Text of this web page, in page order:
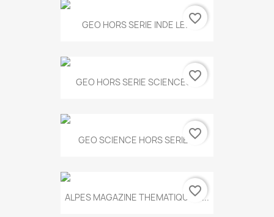
GEO HORS SERIE INDE LE...favorite_border
GEO HORS SERIE SCIENCES...
favorite_border
GEO SCIENCE HORS SERIE...favorite_border
ALPES MAGAZINE THEMATIQUE N...
favorite_border